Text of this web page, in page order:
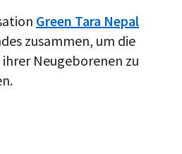
Green Tara Nepal
zusammen, um die
Neugeborenen zu